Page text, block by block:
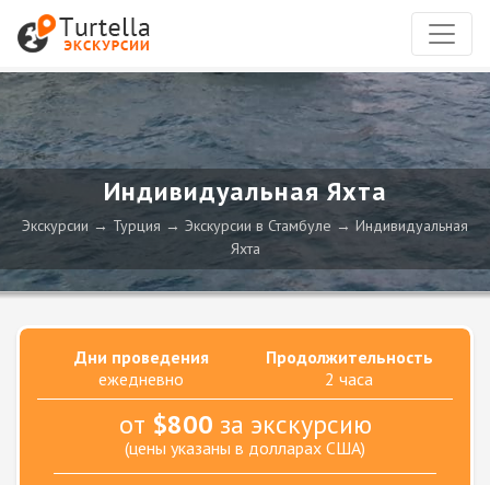
Индивидуальная Яхта
Экскурсии Турция Экскурсии в Стамбуле
Индивидуальная
Яхта
Дни проведения
ежедневно
Продолжительность
2 часа
от $800 за экскурсию
(цены указаны в долларах США)